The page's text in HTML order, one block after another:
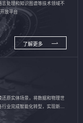
处理和知识图谱等技术领域不
放平台
了解更多
原实体场景，将数据和物理世
业完成智能化转型，实现新旧